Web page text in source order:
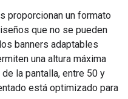
proporcionan un formato
que no se pueden
banners adaptables
una altura máxima
la pantalla, entre 50 y
está optimizado para